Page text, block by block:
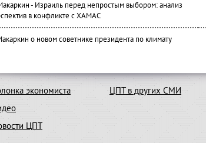
- Израиль перед непростым выбором: анализ
в конфликте с ХАМАС
о новом советнике президента по климату
экономиста
ЦПТ
ЦПТ в других СМИ